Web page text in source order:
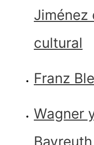
Jiménez
cultural
Franz
Wagner